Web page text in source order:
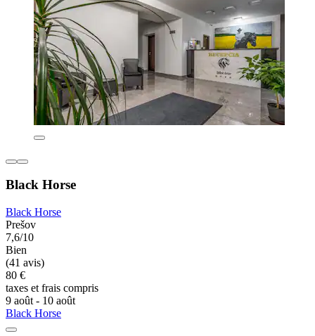
Black Horse
Black Horse
Prešov
7,6/10
Bien
(41 avis)
80 €
taxes et frais compris
9 août - 10 août
Black Horse